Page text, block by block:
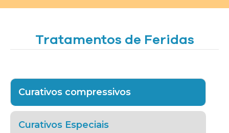
Tratamentos de Feridas
Curativos compressivos
Curativos Especiais